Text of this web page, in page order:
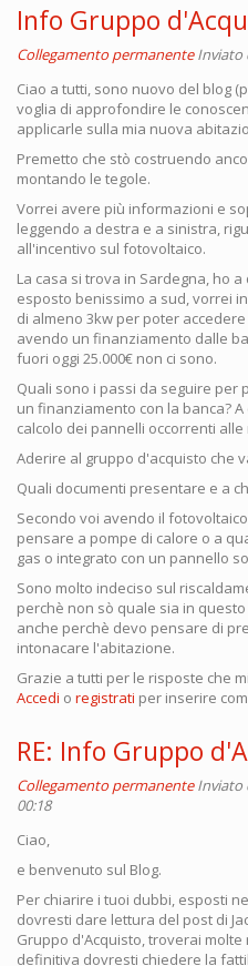
Info Gruppo
Collegamento permanente Inviato
Ciao a tutti, sono nuovo del blog
voglia di approfondire le
applicarle sulla mia nuova
Premetto che stò costruendo
montando le tegole.
Vorrei avere più informazioni e
leggendo a destra e a sinistra,
all'incentivo sul fotovoltaico.
La casa si trova in Sardegna, ho
esposto benissimo a sud, vorrei
di almeno 3kw per poter
avendo un finanziamento dalle
fuori oggi 25.000€ non ci sono.
Quali sono i passi da seguire per
un finanziamento con la banca?
calcolo dei pannelli occorrenti alle
Aderire al gruppo d'acquisto che
Quali documenti presentare e a
Secondo voi avendo il
pensare a pompe di calore o a
gas o integrato con un pannello
Sono molto indeciso sul
perchè non sò quale sia in
anche perchè devo pensare di
intonacare l'abitazione.
Grazie a tutti per le risposte che
Accedi o registrati per inserire
RE: Info Gruppo
Collegamento permanente Inviato
00:18
Ciao,
e benvenuto sul Blog.
Per chiarire i tuoi dubbi, esposti
dovresti dare lettura del post di
Gruppo d'Acquisto, troverai
definitiva dovresti chiedere la